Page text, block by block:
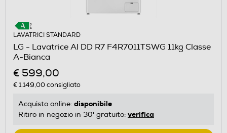
LAVATRICI STANDARD
LG - Lavatrice AI DD R7 F4R7011TSWG 11kg Classe
A-Bianca
€ 599,00
€ 1.149,00consigliato
Acquisto online: disponibile
Ritiro in negozio in 30' gratuito: verifica